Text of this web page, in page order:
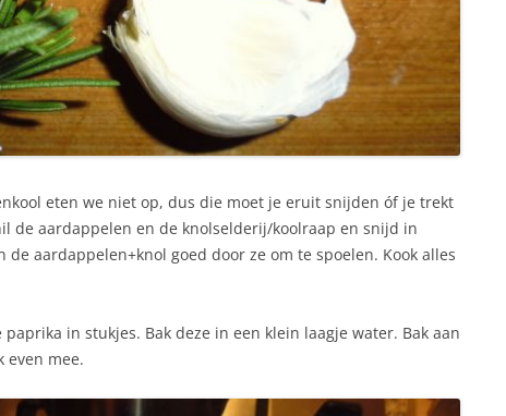
eten we niet op, dus die moet je eruit snijden óf je trekt
de aardappelen en de knolselderij/koolraap en snijd in
de aardappelen+knol goed door ze om te spoelen. Kook alles
in stukjes. Bak deze in een klein laagje water. Bak aan
even mee.